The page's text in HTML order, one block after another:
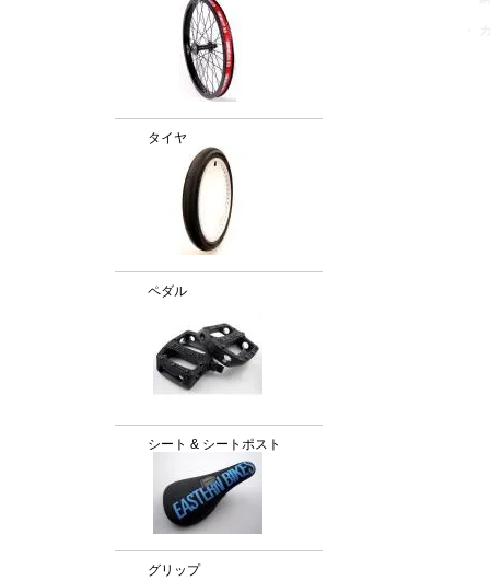
タイヤ
ペダル
シート & シートポスト
グリップ